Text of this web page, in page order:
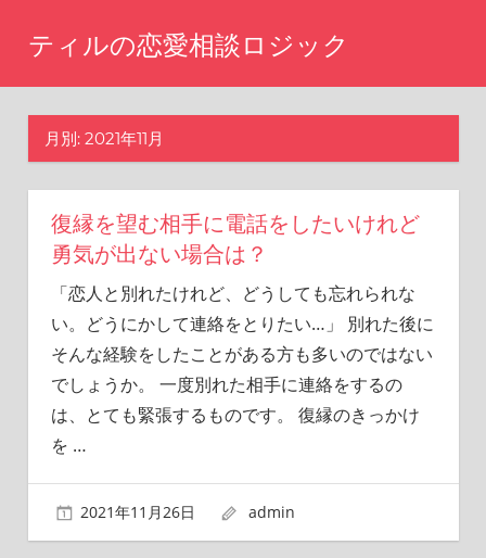
ティルの恋愛相談ロジック
に
か？
月別: 2021年11月
復縁を望む相手に電話をしたいけれど
勇気が出ない場合は？
「恋人と別れたけれど、どうしても忘れられな
い。どうにかして連絡をとりたい…」 別れた後に
そんな経験をしたことがある方も多いのではない
でしょうか。 一度別れた相手に連絡をするの
は、とても緊張するものです。 復縁のきっかけ
を …
2021年11月26日 admin